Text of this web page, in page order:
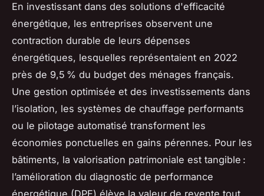
En investissant dans des solutions d'efficacité
énergétique, les entreprises observent une
contraction durable de leurs dépenses
énergétiques, lesquelles représentaient en 2022
près de 9,5 % du budget des ménages français.
Une gestion optimisée et des investissements dans
l’isolation, les systèmes de chauffage performants
ou le pilotage automatisé transforment les
économies ponctuelles en gains pérennes. Pour les
bâtiments, la valorisation patrimoniale est tangible :
l’amélioration du diagnostic de performance
énergétique (DPE) élève la valeur de revente tout